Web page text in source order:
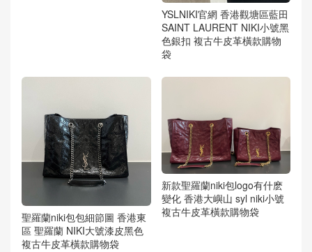
YSLNIKI官網 香港觀塘區藍田
SAINT LAURENT NIKI小號黑
色銀扣 複古牛皮革橫款購物
袋
聖羅蘭niki包包細節圖 香港東
區 聖羅蘭 NIKI大號漆皮黑色
複古牛皮革橫款購物袋
新款聖羅蘭niki包logo有什麽
變化 香港大嶼山 syl niki小號
複古牛皮革橫款購物袋